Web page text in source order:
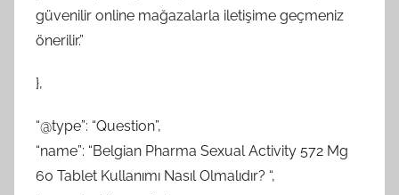
güvenilir online mağazalarla iletişime geçmeniz
önerilir.”
},
“@type”: “Question”,
“name”: “Belgian Pharma Sexual Activity 572 Mg
60 Tablet Kullanımı Nasıl Olmalıdır? “,